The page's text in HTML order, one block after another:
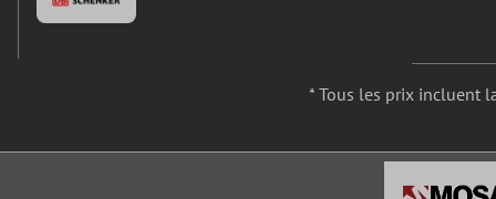
* Tous les prix incluent